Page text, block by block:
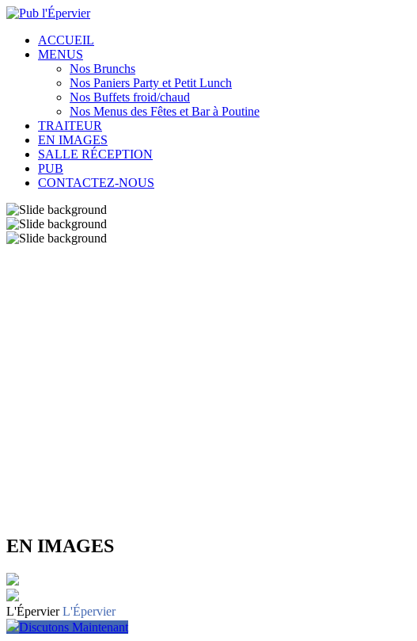
ACCUEIL
MENUS
Nos Brunchs
Nos Paniers Party et Petit Lunch
Nos Buffets froid/chaud
Nos Menus des Fêtes et Bar à Poutine
TRAITEUR
EN IMAGES
SALLE RÉCEPTION
PUB
CONTACTEZ-NOUS
EN IMAGES
L'Épervier L'Épervier
Discutons Maintenant